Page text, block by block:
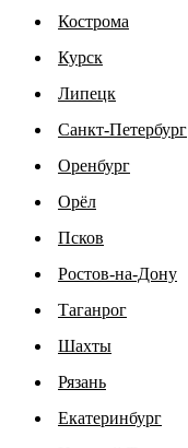
Кострома
Курск
Липецк
Санкт-Петербург
Оренбург
Орёл
Псков
Ростов-на-Дону
Таганрог
Шахты
Рязань
Екатеринбург